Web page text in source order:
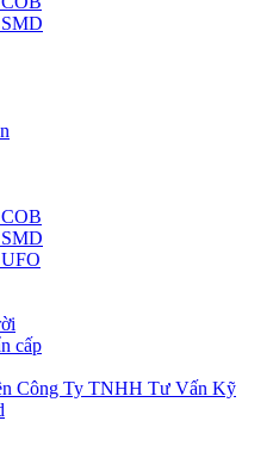
cấp
Công Ty TNHH Tư Vấn Kỹ